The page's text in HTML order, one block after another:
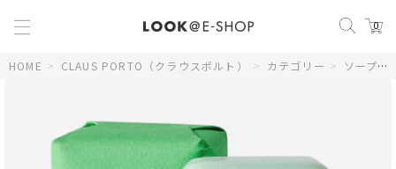
0
HOME > CLAUS PORTO（クラウスポルト） > カテゴリー > ソープ >